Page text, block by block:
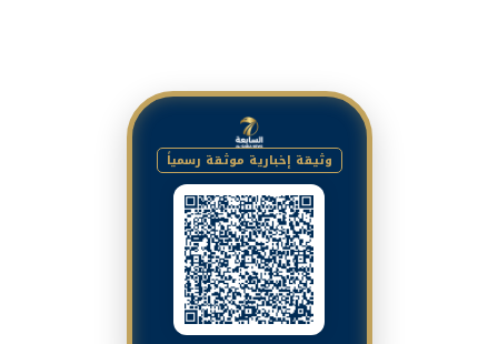
وثيقة إخبارية موثقة رسمياً